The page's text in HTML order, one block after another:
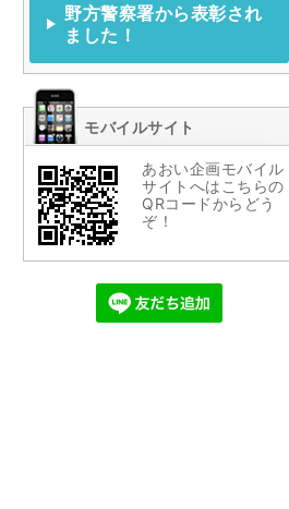
野方警察署から表彰され
ました！
モバイルサイト
あおい企画モバイル
サイトへはこちらの
QRコードからどう
ぞ！